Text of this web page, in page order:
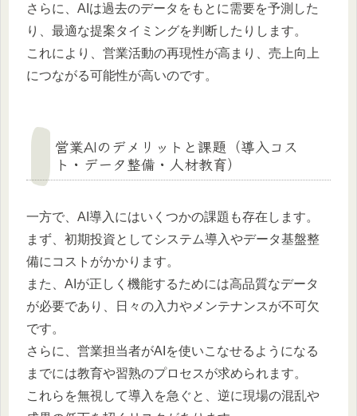
さらに、AIは過去のデータをもとに需要を予測した
り、最適な提案タイミングを判断したりします。
これにより、営業活動の再現性が高まり、売上向上
につながる可能性が高いのです。
営業AIのデメリットと課題（導入コス
ト・データ整備・人材教育）
一方で、AI導入にはいくつかの課題も存在します。
まず、初期投資としてシステム導入やデータ基盤整
備にコストがかかります。
また、AIが正しく機能するためには高品質なデータ
が必要であり、日々の入力やメンテナンスが不可欠
です。
さらに、営業担当者がAIを使いこなせるようになる
までには教育や習熟のプロセスが求められます。
これらを無視して導入を急ぐと、逆に現場の混乱や